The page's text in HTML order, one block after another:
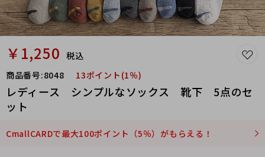
￥1,250 税込
商品番号:8048 13ポイント(1％)
レディース シンプルなソックス 靴下 5点のセ
ット
CmallCARDで最大100ポイント（5％）がもらえる！